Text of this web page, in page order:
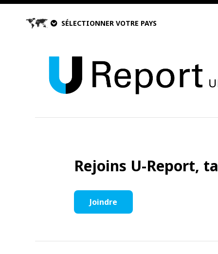
SÉLECTIONNER VOTRE PAYS
Rejoins U-Report,
Joindre